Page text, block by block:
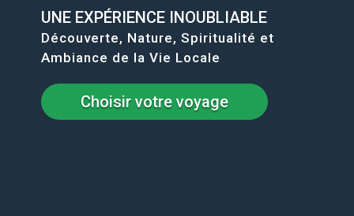
UNE EXPÉRIENCE INOUBLIABLE
Découverte, Nature, Spiritualité et
Ambiance de la Vie Locale
Choisir votre voyage